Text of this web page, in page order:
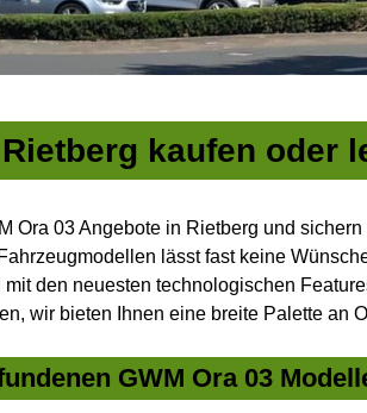
kaufen oder
Ora 03 Angebote in Rietberg und
lässt fast keine
den neuesten technologischen
wir bieten Ihnen eine breite Palette an
GWM Ora 03